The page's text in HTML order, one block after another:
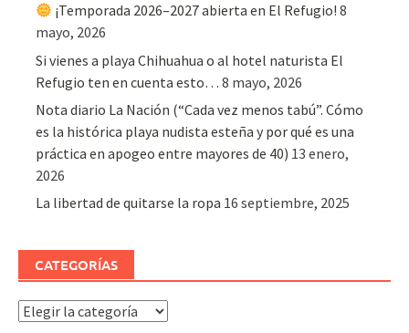
¡Temporada 2026–2027 abierta en El Refugio! 8
mayo, 2026
Si vienes a playa Chihuahua o al hotel naturista El
Refugio ten en cuenta esto… 8 mayo, 2026
Nota diario La Nación (“Cada vez menos tabú”. Cómo
es la histórica playa nudista esteña y por qué es una
práctica en apogeo entre mayores de 40) 13 enero,
2026
La libertad de quitarse la ropa 16 septiembre, 2025
CATEGORÍAS
Categorías